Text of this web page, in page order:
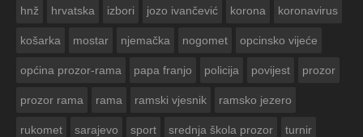
hnž hrvatska izbori jozo ivančević korona koronavirus
košarka mostar njemačka nogomet opcinsko vijeće
općina prozor-rama papa franjo policija povijest prozor
prozor rama rama ramski vjesnik ramsko jezero
rukomet sarajevo sport srednja škola prozor turnir